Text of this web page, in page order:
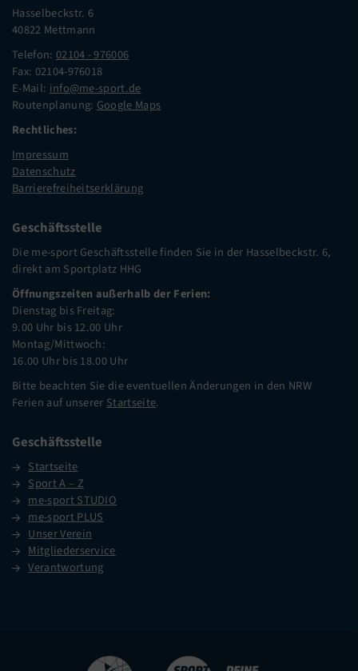
Hasselbeckstr. 6
40822 Mettmann
Telefon: 02104 - 976006
Fax: 02104-976018
E-Mail: info@me-sport.de
Routenplanung: Google Maps
Rechtliches:
Impressum
Datenschutz
Barrierefreiheitserklärung
Geschäftsstelle
Die me-sport Geschäftsstelle finden Sie in der Hasselbeckstr. 6,
direkt am Sportplatz HHG
Öffnungszeiten außerhalb der Ferien:
Dienstag bis Freitag:
9.00 Uhr bis 12.00 Uhr
Montag/Mittwoch:
16.00 Uhr bis 18.00 Uhr
Bitte beachten Sie die eventuellen Änderungen in den NRW
Ferien auf unserer Startseite.
Geschäftsstelle
Startseite
Sport A – Z
me-sport STUDIO
me-sport PLUS
Unser Verein
Mitgliederservice
Verantwortung